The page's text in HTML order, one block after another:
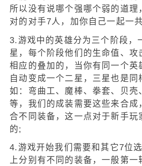
所以没有说哪个强哪个弱的道理
对的对手7人，加你自己一起一
3.游戏中的英雄分为三个阶段，
星，每个阶段他们的生命值、攻
相应的叠加的，当你有同一个英
自动变成一个二星，三星也是同
如：弯曲工、魔棒、拳套、贝壳
等，我们的成装需要这些来合成
合不同装备，这一点对于新手玩
的;
4.游戏开始我们需要和其它7位
上分别有不同的装备，一般第一